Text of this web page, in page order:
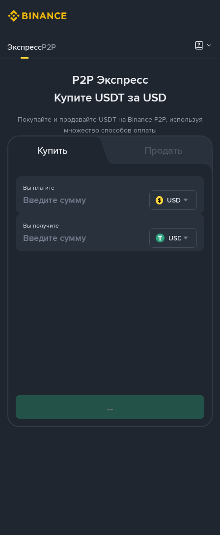
ЭкспрессP2P
P2P Экспресс
Купите USDT за USD
Покупайте и продавайте USDT на Binance P2P, используя
множество способов оплаты
Купить Продать
Вы платите
USD
Вы получите
USDT